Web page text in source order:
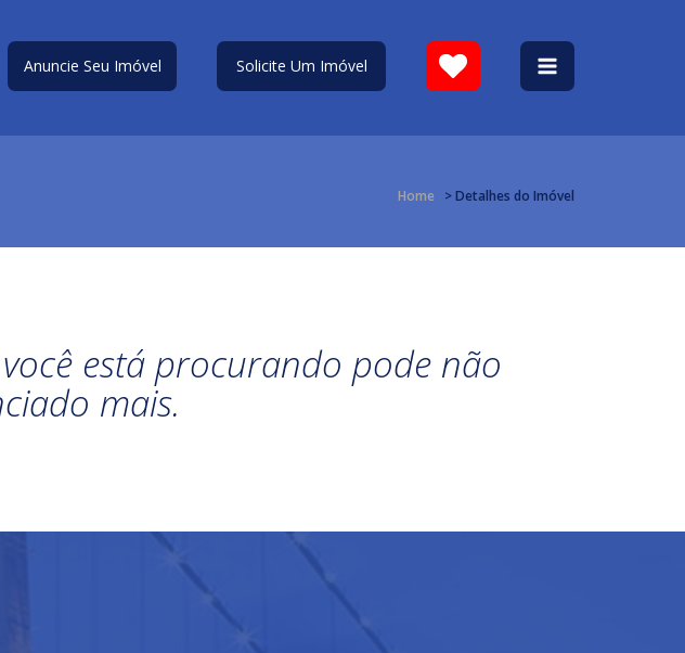
Solicite Um Imóvel
Anuncie Seu Imóvel
Home > Detalhes do Imóvel
está procurando pode não
mais.